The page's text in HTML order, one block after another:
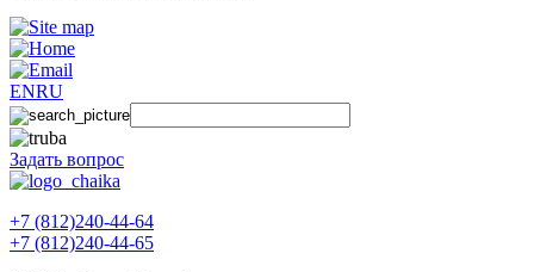
ENRU
Задать вопрос
+7 (812)240-44-64
+7 (812)240-44-65